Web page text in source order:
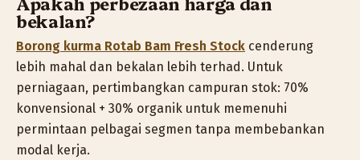
bekalan?
Borong kurma Rotab Bam Fresh Stock cenderung
lebih mahal dan bekalan lebih terhad. Untuk
perniagaan, pertimbangkan campuran stok: 70%
konvensional + 30% organik untuk memenuhi
permintaan pelbagai segmen tanpa membebankan
modal kerja.